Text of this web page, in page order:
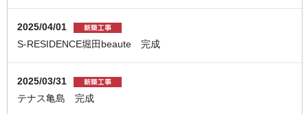
2025/04/01
S-RESIDENCE堀田beaute 完成
2025/03/31
テナス亀島 完成